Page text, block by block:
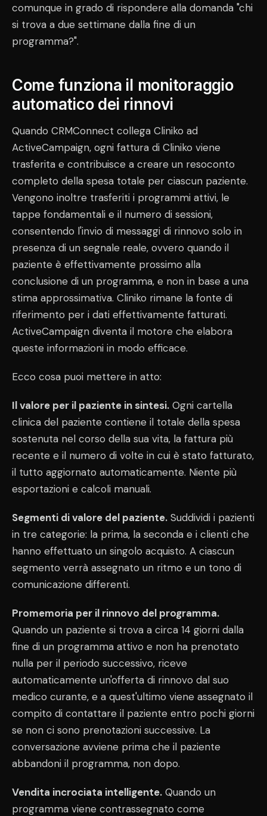
comunque in grado di rispondere alla domanda "chi
si trova a due settimane dalla fine di un
programma?".
Come funziona il monitoraggio
automatico dei rinnovi
Quando CRMConnect collega Cliniko ad
ActiveCampaign, ogni fattura di Cliniko viene
trasferita e contribuisce a creare un resoconto
completo della spesa totale per ciascun paziente.
Vengono inoltre trasferiti i programmi attivi, le
tappe fondamentali e il numero di sessioni,
consentendo l'invio di messaggi di rinnovo solo in
presenza di un segnale reale, ovvero quando il
paziente è effettivamente prossimo alla
conclusione di un programma, e non in base a una
stima approssimativa. Cliniko rimane la fonte di
riferimento per i dati effettivamente fatturati.
ActiveCampaign diventa il motore che elabora
queste informazioni in modo efficace.
Ecco cosa puoi mettere in atto:
Il valore per il paziente in sintesi. Ogni cartella
clinica del paziente contiene il totale della spesa
sostenuta nel corso della sua vita, la fattura più
recente e il numero di volte in cui è stato fatturato,
il tutto aggiornato automaticamente. Niente più
esportazioni e calcoli manuali.
Segmenti di valore del paziente. Suddividi i pazienti
in tre categorie: la prima, la seconda e i clienti che
hanno effettuato un singolo acquisto. A ciascun
segmento verrà assegnato un ritmo e un tono di
comunicazione differenti.
Promemoria per il rinnovo del programma.
Quando un paziente si trova a circa 14 giorni dalla
fine di un programma attivo e non ha prenotato
nulla per il periodo successivo, riceve
automaticamente un'offerta di rinnovo dal suo
medico curante, e a quest'ultimo viene assegnato il
compito di contattare il paziente entro pochi giorni
se non ci sono prenotazioni successive. La
conversazione avviene prima che il paziente
abbandoni il programma, non dopo.
Vendita incrociata intelligente. Quando un
programma viene contrassegnato come